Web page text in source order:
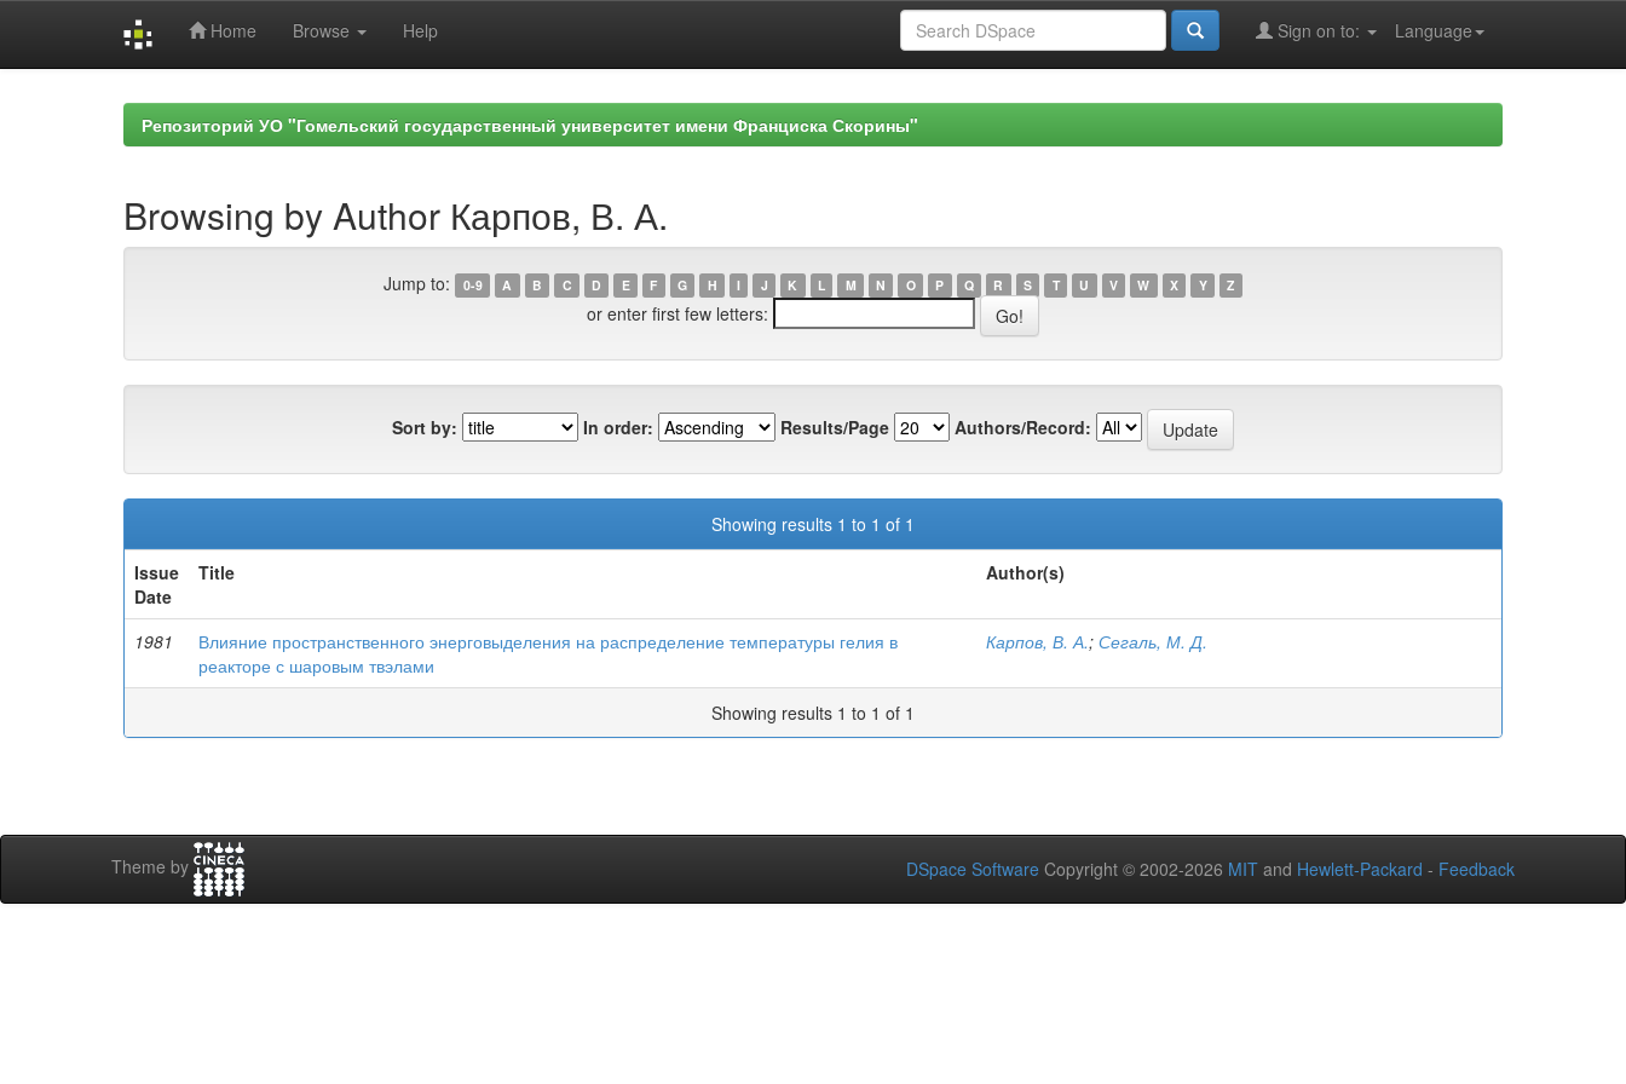
Home Browse Help Language
Sign on to:
Репозиторий УО "Гомельский государственный университет имени Франциска Скорины"
Browsing by Author Карпов, В. А.
Jump to: 0-9 A B C D E F G H I J K L M N O P Q R S T U V W X Y Z
or enter first few letters:
Sort by: In order: Results/Page Authors/Record:
Showing results 1 to 1 of 1
Issue
Date
Title Author(s)
1981
Влияние пространственного энерговыделения на распределение температуры гелия в
реакторе с шаровым твэлами
Карпов, В. А.; Сегаль, М. Д.
Showing results 1 to 1 of 1
Theme by DSpace Software Copyright © 2002-2026 MIT and Hewlett-Packard - Feedback